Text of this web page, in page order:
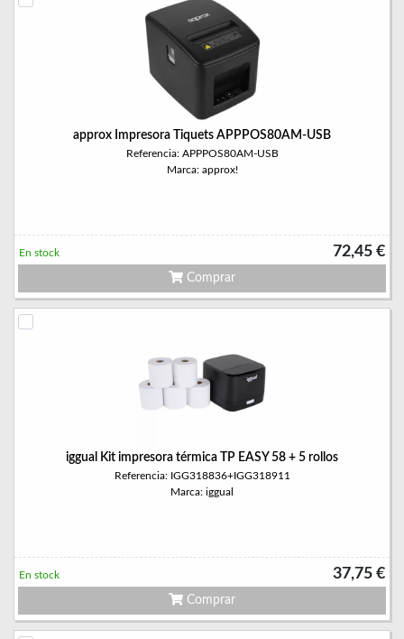
approx Impresora Tiquets APPPOS80AM-USB
Referencia: APPPOS80AM-USB
Marca: approx!
72,45 €
En stock
Comprar
iggual Kit impresora térmica TP EASY 58 + 5 rollos
Referencia: IGG318836+IGG318911
Marca: iggual
37,75 €
En stock
Comprar